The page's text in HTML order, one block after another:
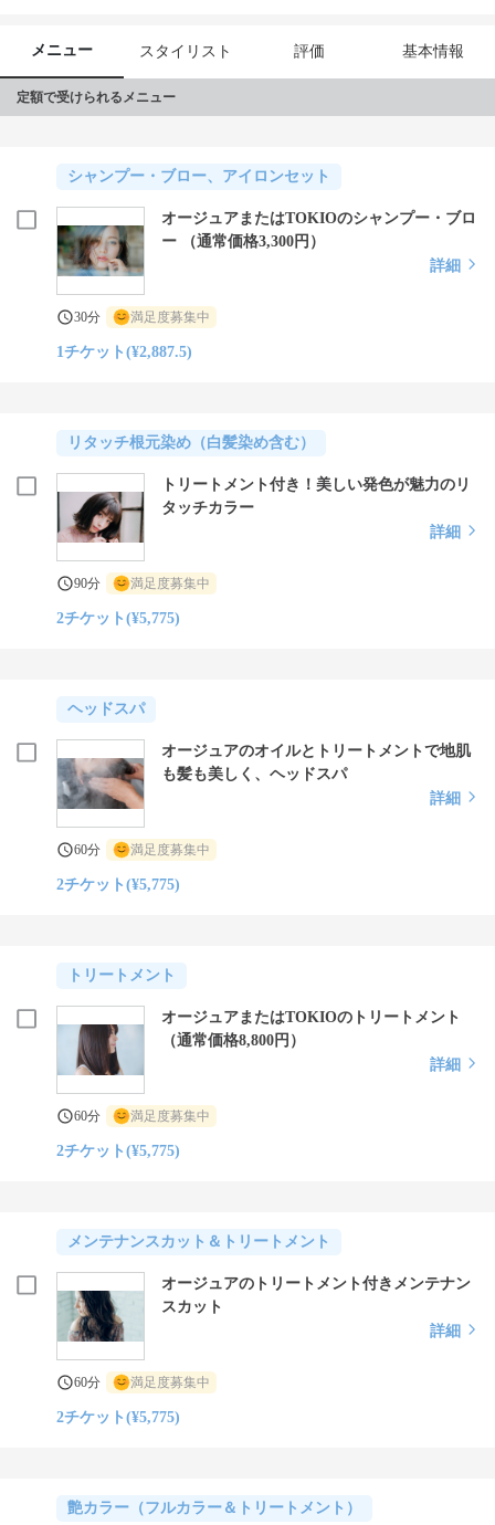
メニュー スタイリスト 評価 基本情報
定額で受けられるメニュー
シャンプー・ブロー、アイロンセット
オージュアまたはTOKIOのシャンプー・ブロ
ー （通常価格3,300円）
詳細
30分 満足度募集中
1チケット(¥2,887.5)
リタッチ根元染め（白髪染め含む）
トリートメント付き！美しい発色が魅力のリ
タッチカラー
詳細
90分 満足度募集中
2チケット(¥5,775)
ヘッドスパ
オージュアのオイルとトリートメントで地肌
も髪も美しく、ヘッドスパ
詳細
60分 満足度募集中
2チケット(¥5,775)
トリートメント
オージュアまたはTOKIOのトリートメント
（通常価格8,800円）
詳細
60分 満足度募集中
2チケット(¥5,775)
メンテナンスカット＆トリートメント
オージュアのトリートメント付きメンテナン
スカット
詳細
60分 満足度募集中
2チケット(¥5,775)
艶カラー（フルカラー＆トリートメント）